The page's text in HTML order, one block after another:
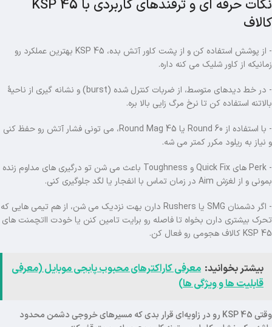
نکات حرفه ای و ترفندهای کاربردی با KSP 45
کالاف
- از پوشش استفاده کن و از پشت کاور آتش بده، KSP 45 بهترین عملکرد رو
زمانیکه از کاور شلیک می کنه داره.
- در خط‌ دیدهای متوسط، از ضربات کنترل شده (burst) و نشانه گیری از ناحیهٔ
بالاتنه استفاده کن تا نرخ مرگ زایی بالا بره.
- با استفاده از 60 Round یا 45 Round Mag، می تونی فشار آتش رو حفظ کنی
و نیاز به ریلود مکرر کمتر می شه.
- Perk های Quick Fix و Toughness باعث می شن تو درگیری های مداوم زنده
بمونی و از لغزش Aim در زمان تماس با انفجار یا لگد جلوگیری کنی.
- اگر دشمنان SMG یا Rushers دارن بهت نزدیک می شن، از هم تیمی هایی که
تحرک بیشتری دارن بخواه تا فاصله‌ رو برایت تامین کنن یا خودت ااتچمنت های
KSP 45 کالاف هجومی رو فعال کن.
بیشتر بخوانید: معرفی کاراکترهای محبوب پابجی موبایل (معرفی
قابلیت ها و ویژگی ها)
وقتی KSP 45 رو در زاویه‌ای قرار بدی که مسیرهای خروجی دشمن محدود